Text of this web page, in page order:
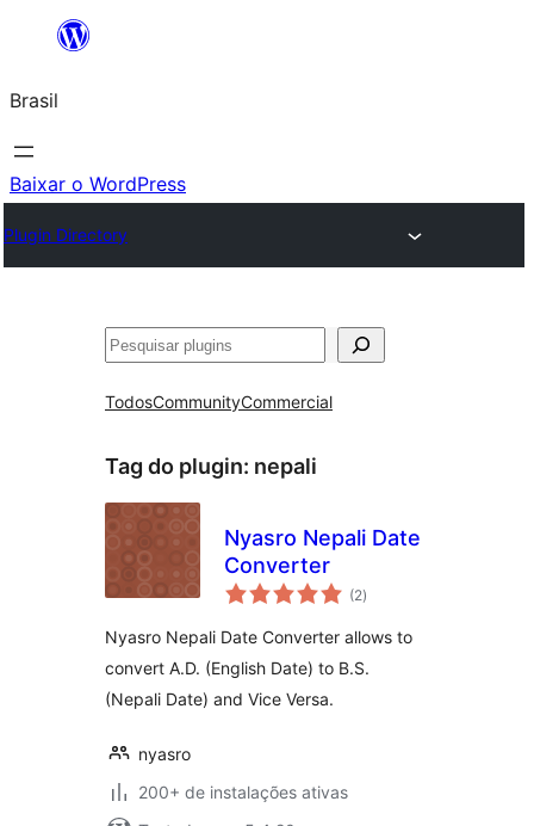
o
conteúdo
Brasil
Baixar o WordPress
Plugin Directory
Pesquisar
TodosCommunityCommercial
Tag do plugin: nepali
Nyasro Nepali Date
Converter
(2total
de
)
Nyasro Nepali Date Converter allows to
convert A.D. (English Date) to B.S.
(Nepali Date) and Vice Versa.
nyasro
200+ de instalações ativas